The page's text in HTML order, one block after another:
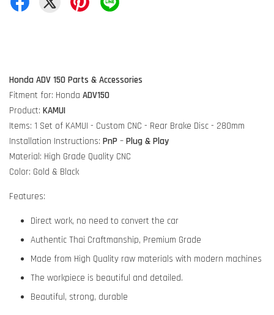
Honda ADV 150 Parts & Accessories
Fitment for: Honda ADV150
Product: KAMUI
Items: 1 Set of KAMUI - Custom CNC - Rear Brake Disc - 280mm
Installation Instructions: PnP – Plug & Play
Material: High Grade Quality CNC
Color: Gold & Black
Features:
Direct work, no need to convert the car
Authentic Thai Craftmanship, Premium Grade
Made from High Quality raw materials with modern machines
The workpiece is beautiful and detailed.
Beautiful, strong, durable